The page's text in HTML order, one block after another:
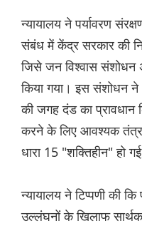
न्यायालय ने पर्यावरण
संबंध में केंद्र सरकार की
जिसे जन विश्वास संशोधन
किया गया। इस संशोधन
की जगह दंड का प्रावधान
करने के लिए आवश्यक तंत्र
धारा 15 "शक्तिहीन" हो
न्यायालय ने टिप्पणी की कि
उल्लंघनों के खिलाफ सार्थक